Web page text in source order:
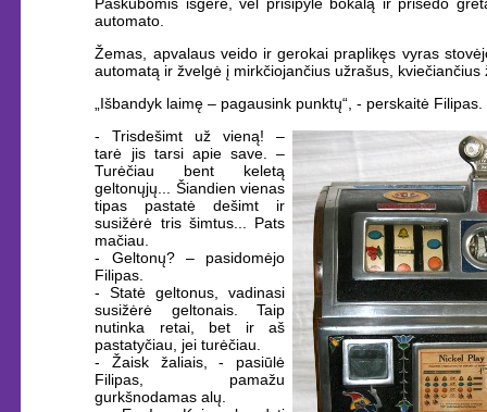
automato.
Žemas, apvalaus veido ir gerokai praplikęs vyras
automatą ir žvelgė į mirkčiojančius užrašus, kviečiančius
„Išbandyk laimę – pagausink punktų“, - perskaitė Filipas.
- Trisdešimt už vieną! –
tarė jis tarsi apie save. –
Turėčiau bent keletą
geltonųjų... Šiandien vienas
tipas pastatė dešimt ir
susižėrė tris šimtus... Pats
mačiau.
- Geltonų? – pasidomėjo
Filipas.
- Statė geltonus, vadinasi
susižėrė geltonais. Taip
nutinka retai, bet ir aš
pastatyčiau, jei turėčiau.
- Žaisk žaliais, - pasiūlė
Filipas, pamažu
gurkšnodamas alų.